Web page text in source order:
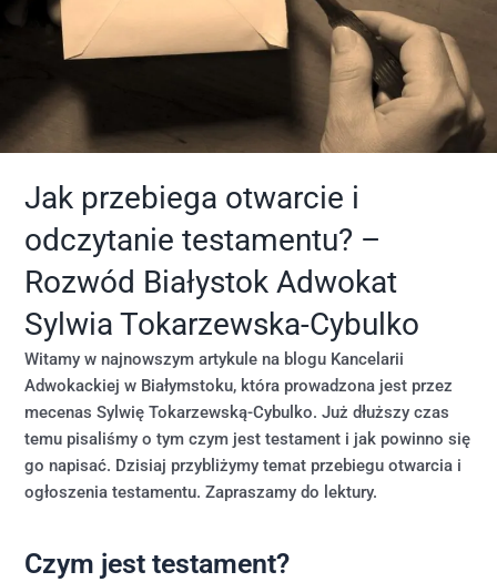
Jak przebiega otwarcie i
odczytanie testamentu? –
Rozwód Białystok Adwokat
Sylwia Tokarzewska-Cybulko
Witamy w najnowszym artykule na blogu Kancelarii
Adwokackiej w Białymstoku, która prowadzona jest przez
mecenas Sylwię Tokarzewską-Cybulko. Już dłuższy czas
temu pisaliśmy o tym czym jest testament i jak powinno się
go napisać. Dzisiaj przybliżymy temat przebiegu otwarcia i
ogłoszenia testamentu. Zapraszamy do lektury.
Czym jest testament?